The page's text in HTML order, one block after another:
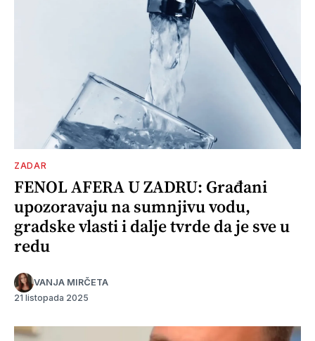
ZADAR
FENOL AFERA U ZADRU: Građani
upozoravaju na sumnjivu vodu,
gradske vlasti i dalje tvrde da je sve u
redu
VANJA MIRČETA
21 listopada 2025